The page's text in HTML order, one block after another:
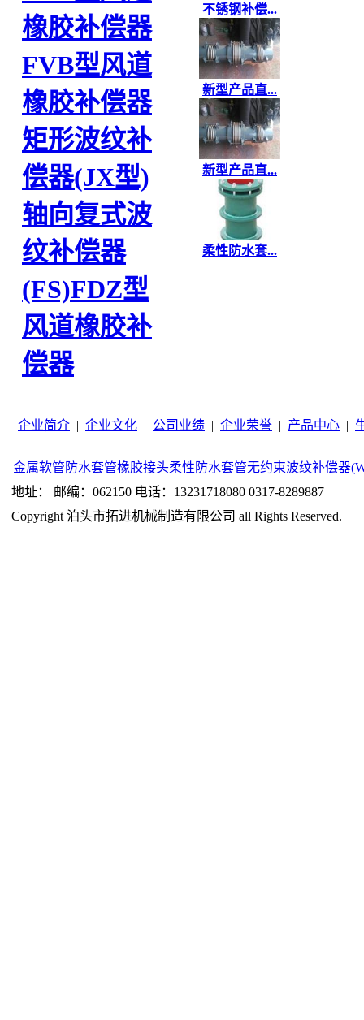
橡胶补偿器
FVB型风道
橡胶补偿器
矩形波纹补
偿器(JX型)
轴向复式波
纹补偿器
(FS)FDZ型
风道橡胶补
偿器
不锈钢补偿...
新型产品直...
新型产品直...
柔性防水套...
企业简介 | 企业文化 | 公司业绩 | 企业荣誉 | 产品中心 |
金属软管 防水套管橡胶接头柔性防水套管无约束波纹补偿器
地址： 邮编：062150 电话：13231718080 0317-8289887
Copyright 泊头市拓进机械制造有限公司 all Rights Reserved.